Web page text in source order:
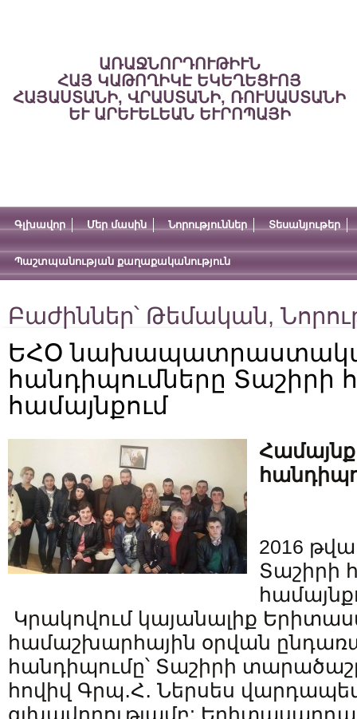
ԱՌԱՋՆՈՐԴՈՒԹԻՒՆ
ՀԱՅ ԿԱԹՈՂԻԿԷ ԵԿԵՂԵՑՒՈՅ
ՀԱՅԱՍՏԱՆԻ, ՎՐԱՍՏԱՆԻ, ՌՈՒՍԱՍՏԱՆԻ
ԵՒ ԱՐԵՒԵԼԵԱՆ ԵՒՐՈՊԱՅԻ
Գլխավոր Մեր մասին Նորություններ Տեսանյութեր
Պաշտպանության քաղաքականություն
Բաժիններ՝ Թեմական,
ԵՀՕ
հանդիպումները Տաշիրի
համայնքում
2016
Տաշիրի
Կրակովում կայանալիք
համաշխարհային օրվան
հանդիպումը՝ Տաշիրի
հովիվ Գրպ․Հ․ Ներսես
գլխավորությամբ: